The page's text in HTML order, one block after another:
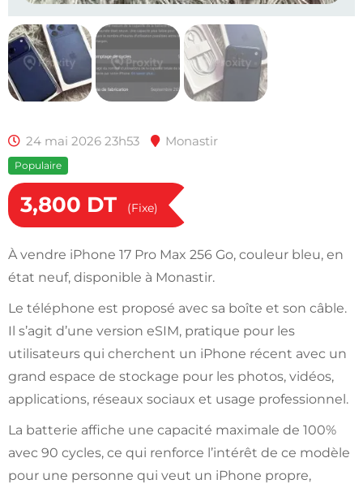
24 mai 2026 23h53 Monastir
Populaire
3,800 DT (Fixe)
À vendre iPhone 17 Pro Max 256 Go, couleur bleu, en
état neuf, disponible à Monastir.
Le téléphone est proposé avec sa boîte et son câble.
Il s’agit d’une version eSIM, pratique pour les
utilisateurs qui cherchent un iPhone récent avec un
grand espace de stockage pour les photos, vidéos,
applications, réseaux sociaux et usage professionnel.
La batterie affiche une capacité maximale de 100%
avec 90 cycles, ce qui renforce l’intérêt de ce modèle
pour une personne qui veut un iPhone propre,